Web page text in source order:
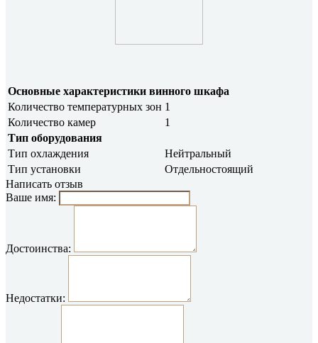
Основные характеристики винного шкафа
Количество температурных зон 1
Количество камер
1
Тип оборудования
Тип охлаждения
Нейтральный
Тип установки
Отдельностоящий
Написать отзыв
Ваше имя:
Достоинства:
Недостатки: